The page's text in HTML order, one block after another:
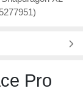
Pro